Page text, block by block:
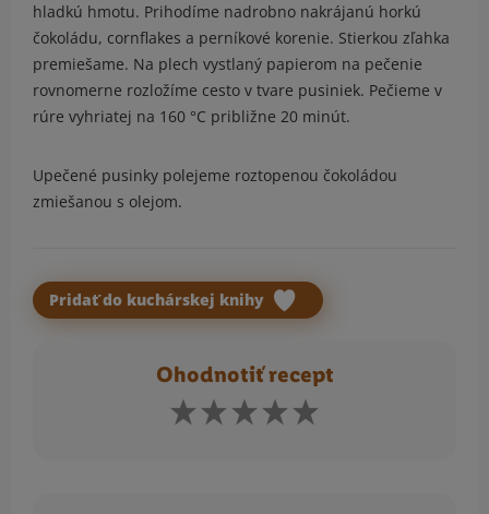
hladkú hmotu. Prihodíme nadrobno nakrájanú horkú
čokoládu, cornflakes a perníkové korenie. Stierkou zľahka
premiešame. Na plech vystlaný papierom na pečenie
rovnomerne rozložíme cesto v tvare pusiniek. Pečieme v
rúre vyhriatej na 160 °C približne 20 minút.
Upečené pusinky polejeme roztopenou čokoládou
zmiešanou s olejom.
Pridať do kuchárskej knihy
Ohodnotiť recept